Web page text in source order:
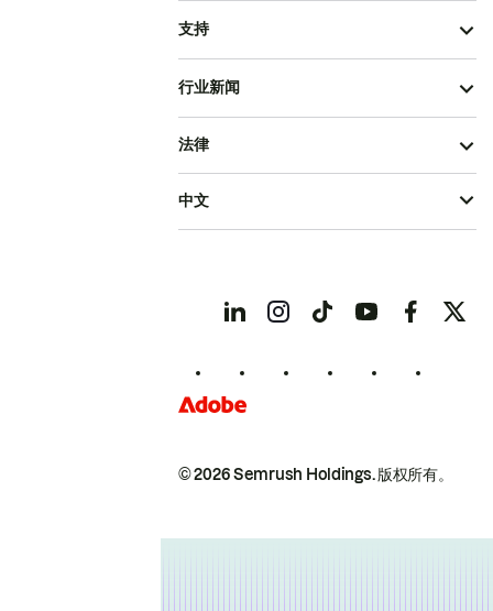
支持
行业新闻
© 2026 Semrush Holdings.版权所有。
法律
中文